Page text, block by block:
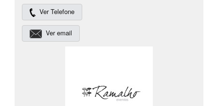
Ver Telefone
Ver email